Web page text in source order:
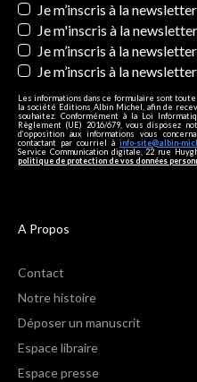
Newsletters
Je m’inscris à la
Je m'inscris à la
Je m’inscris à la
Je m’inscris à la
Les informations dans ce formulaire sont
la société Editions Albin Michel, afin de
souhaitez. Conformément à la Loi
Règlement (UE) 2016/679, vous disposez
d’opposition aux informations vous
contactant par courriel à info-site@albin-
Service Communication digitale, 22 rue
politique de protection de vos données
A Propos
Contact
Notre histoire
Déposer un manuscrit
Espace libraire
Espace presse